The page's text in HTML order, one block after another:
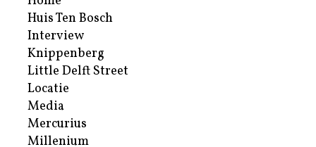
Huis Ten Bosch
Interview
Knippenberg
Little Delft Street
Locatie
Media
Mercurius
Millenium